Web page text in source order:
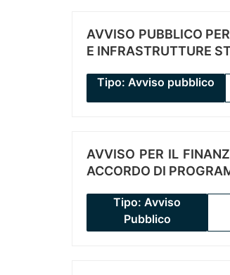
AVVISO PUBBLICO
E INFRASTRUTTURE
Tipo: Avviso pubblico
AVVISO PER IL
ACCORDO DI
Tipo: Avviso
Pubblico